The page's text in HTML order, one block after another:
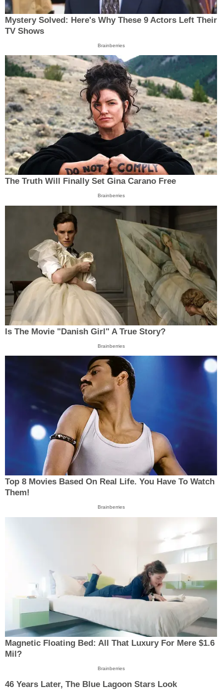
Mystery Solved: Here's Why These 9 Actors Left Their
TV Shows
Brainberries
The Truth Will Finally Set Gina Carano Free
Brainberries
Is The Movie "Danish Girl" A True Story?
Brainberries
Top 8 Movies Based On Real Life. You Have To Watch
Them!
Brainberries
Magnetic Floating Bed: All That Luxury For Mere $1.6
Mil?
Brainberries
46 Years Later, The Blue Lagoon Stars Look